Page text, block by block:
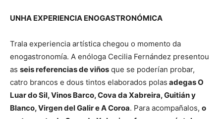
UNHA EXPERIENCIA ENOGASTRONÓMICA
Trala experiencia artística chegou o momento da
enogastronomía. A enóloga Cecilia Fernández presentou
as seis referencias de viños que se poderían probar,
catro brancos e dous tintos elaborados polas adegas O
Luar do Sil, Vinos Barco, Cova da Xabreira, Guitián y
Blanco, Virgen del Galir e A Coroa. Para acompañalos, o